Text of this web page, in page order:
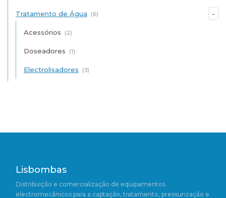
Tratamento de Água (6)
Acessórios (2)
Doseadores (1)
Electrolisadores (3)
Lisbombas
Distribuição e comercialização de equipamentos
electromecânicos para a captação, tratamento, pressurização e